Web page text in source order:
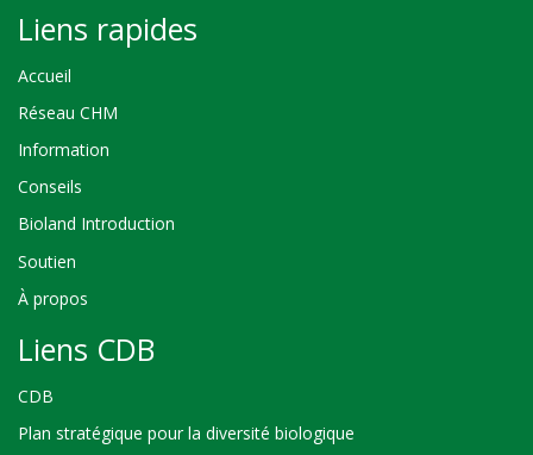
Liens rapides
Accueil
Réseau CHM
Information
Conseils
Bioland Introduction
Soutien
À propos
Liens CDB
CDB
Plan stratégique pour la diversité biologique